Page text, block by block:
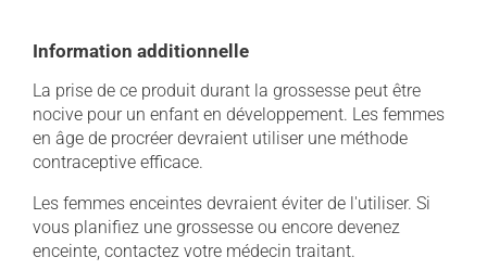
Information additionnelle
La prise de ce produit durant la grossesse peut être
nocive pour un enfant en développement. Les femmes
en âge de procréer devraient utiliser une méthode
contraceptive efficace.
Les femmes enceintes devraient éviter de l'utiliser. Si
vous planifiez une grossesse ou encore devenez
enceinte, contactez votre médecin traitant.